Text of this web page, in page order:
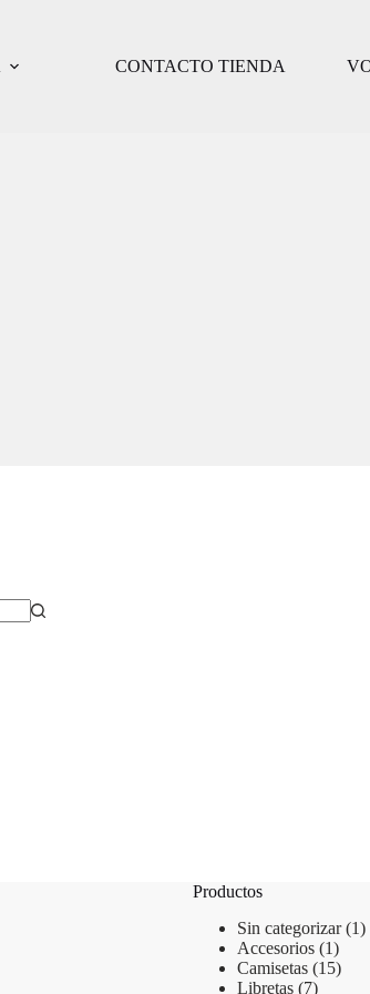
CONTACTO TIENDA
Productos
Sin categorizar 1
Accesorios 1
Camisetas 15
Libretas 7